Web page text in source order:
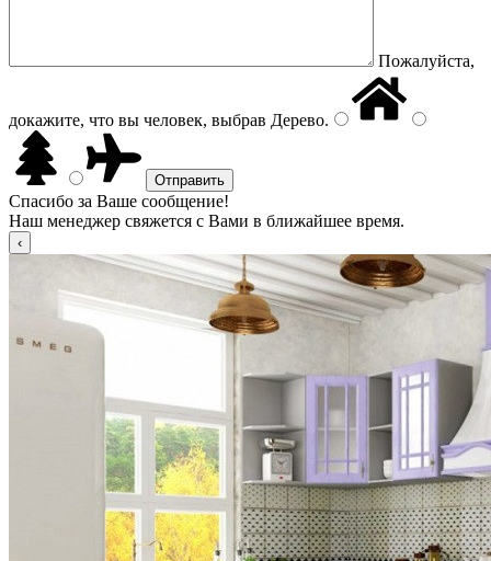
Пожалуйста,
докажите, что вы человек, выбрав Дерево.
Спасибо за Ваше сообщение!
Наш менеджер свяжется с Вами в ближайшее время.